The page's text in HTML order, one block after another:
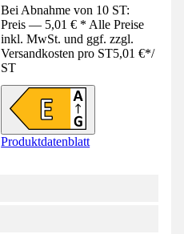
Bei Abnahme von 10 ST:
Preis — 5,01 € * Alle Preise
inkl. MwSt. und ggf. zzgl.
Versandkosten pro ST5,01 €*/
ST
Produktdatenblatt